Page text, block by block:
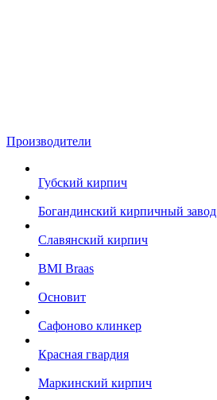
Производители
Губский кирпич
Богандинский кирпичный завод
Славянский кирпич
BMI Braas
Основит
Сафоново клинкер
Красная гвардия
Маркинский кирпич